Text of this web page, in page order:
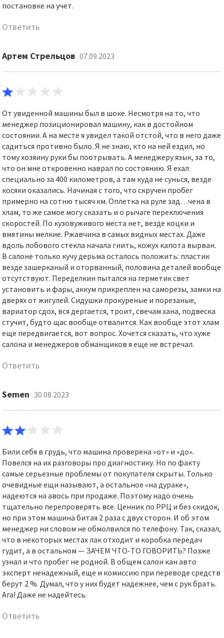
постановке на учет.
Ответить
Артем Стрельцов 07.09.2023
От увиденной машины был в шоке. Несмотря на то, что
менеджер позиционировал машину, как в достойном
состоянии. А на месте я увидел такой отстой, что в него даже
садиться противно было. Я не знаю, кто на ней ездил, но
тому хозяину руки бы поотрывать. А менеджеру язык, за то,
что он мне откровенно наврал по состоянию. Я ехал
специально за 400 километров, а там куда не сунься, везде
косяки оказались. Начиная с того, что скручен пробег
примерно на сотню тысяч км. Оплетка на руле зад…чена в
хлам, то же самое могу сказать и о рычаге переключения
скоростей. По кузовуживого места нет, везде коцки и
вмятины мелкие. Ржавчина в самых видных местах. Даже
вдоль лобового стекла начала гнить, кожух капота вырван.
В салоне только кучу дерьма осталось положить: пластик
везде зашерканый и оторванный, половина деталей вообще
отсутствуют. Переделкин пытался на герметик свет
установить и фары, аккум прикреплен на саморезы, замки на
дверях от жигулей. Сидушки прокуреные и порезаные,
вариатор сдох, вся дергается, троит, свечам хана, подвеска
стучит, будто щас вообще отвалится. Как вообще этот хлам
еще передвигается, вот вопрос. Хочется сказать, что хуже
салона и менеджеров обманщиков я еще не встречал.
Ответить
Semen 30.08.2023
Били себя в грудь, что машина проверена «от» и «до».
Повелся на их разговоры про диагностику. Но по факту
самые серьезные проблемы от покупателя скрыты. Только
очевидные ещи называют, а остальное «на дураке»,
надеются на авось при продаже. Поэтому надо очень
тщательно перепроверять все. Ценник по РРЦ и без скидок,
но при этом машина битая 2 раза с двух сторон. И об этом
менеджер ни словом не обмолвился по телефону. Так, сказал,
что в некоторых местах лак отходит и коробка передач
гудит, а в остальном — ЗАЧЕМ ЧТО-ТО ГОВОРИТЬ? Позже
узнал и что пробег не родной. В общем салон кан авто
эксперт ненадежный, еще и комиссию при переводе средств
берут 2 %. Думал, что у них будет надежнее, чем с рук брать.
Ага! Даже не надейтесь.
Ответить